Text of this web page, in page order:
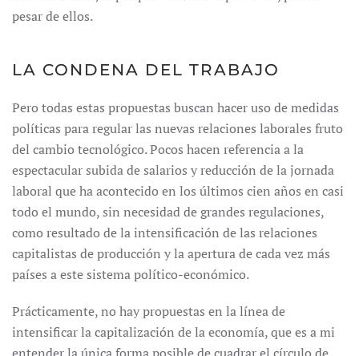
pesar de ellos.
LA CONDENA DEL TRABAJO
Pero todas estas propuestas buscan hacer uso de medidas
políticas para regular las nuevas relaciones laborales fruto
del cambio tecnológico. Pocos hacen referencia a la
espectacular subida de salarios y reducción de la jornada
laboral que ha acontecido en los últimos cien años en casi
todo el mundo, sin necesidad de grandes regulaciones,
como resultado de la intensificación de las relaciones
capitalistas de producción y la apertura de cada vez más
países a este sistema político-económico.
Prácticamente, no hay propuestas en la línea de
intensificar la capitalización de la economía, que es a mi